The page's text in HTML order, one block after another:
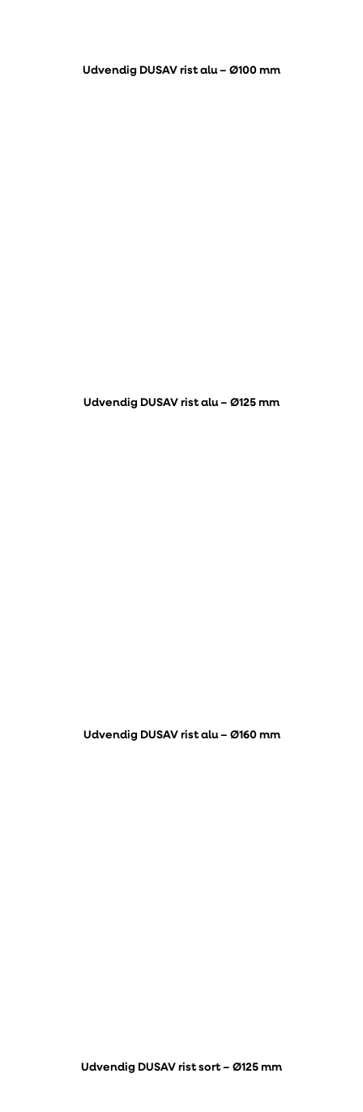
Udvendig DUSAV rist alu – Ø100 mm
Udvendig DUSAV rist alu – Ø125 mm
Udvendig DUSAV rist alu – Ø160 mm
Udvendig DUSAV rist sort – Ø125 mm